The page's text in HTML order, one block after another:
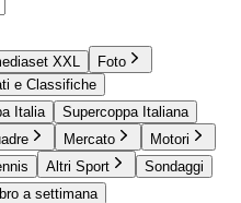
XXL
Foto
e Classifiche
Italia
Supercoppa Italiana
Mercato
Motori
Altri Sport
Sondaggi
a settimana